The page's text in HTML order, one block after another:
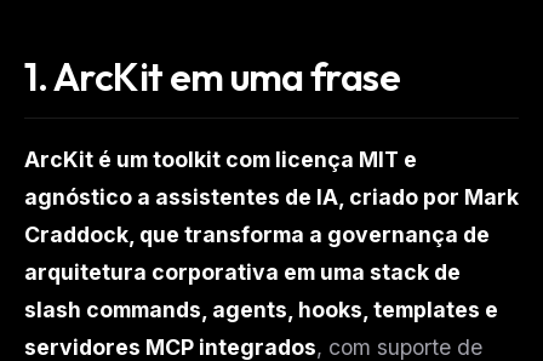
1. ArcKit em uma frase
ArcKit é um toolkit com licença MIT e
agnóstico a assistentes de IA, criado por Mark
Craddock, que transforma a governança de
arquitetura corporativa em uma stack de
slash commands, agents, hooks, templates e
servidores MCP integrados, com suporte de